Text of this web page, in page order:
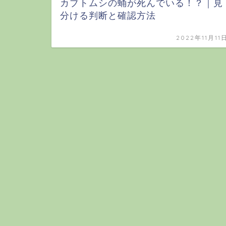
カブトムシの蛹が死んでいる！？｜見
分ける判断と確認方法
2022年11月11